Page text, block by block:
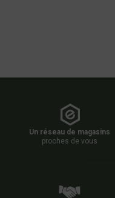
Un réseau de magasins
proches de vous